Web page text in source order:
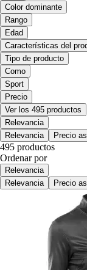
Color dominante
Rango
Edad
Características del
Tipo de producto
Como
Sport
Precio
Ver los 495 productos
Relevancia
Relevancia
Precio
495 productos
Ordenar por
Relevancia
Relevancia
Precio